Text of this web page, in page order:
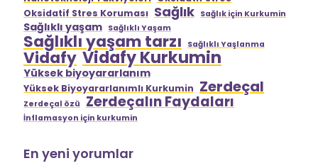
Oksidatif Stres Koruması Sağlık Sağlık için Kurkumin
Sağlıklı yaşam Sağlıklı Yaşam
Sağlıklı yaşam tarzı Sağlıklı Yaşlanma
Vidafy Vidafy Kurkumin
Yüksek biyoyararlanım
Yüksek Biyoyararlanımlı Kurkumin Zerdeçal
Zerdeçal özü Zerdeçalın Faydaları
İnflamasyon için kurkumin
En yeni yorumlar